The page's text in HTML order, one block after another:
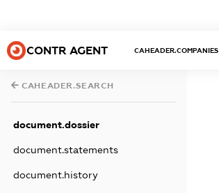
CONTR AGENT CAHEADER.COMPANIES
CAHEADER.SEARCH
document.dossier
document.statements
document.history